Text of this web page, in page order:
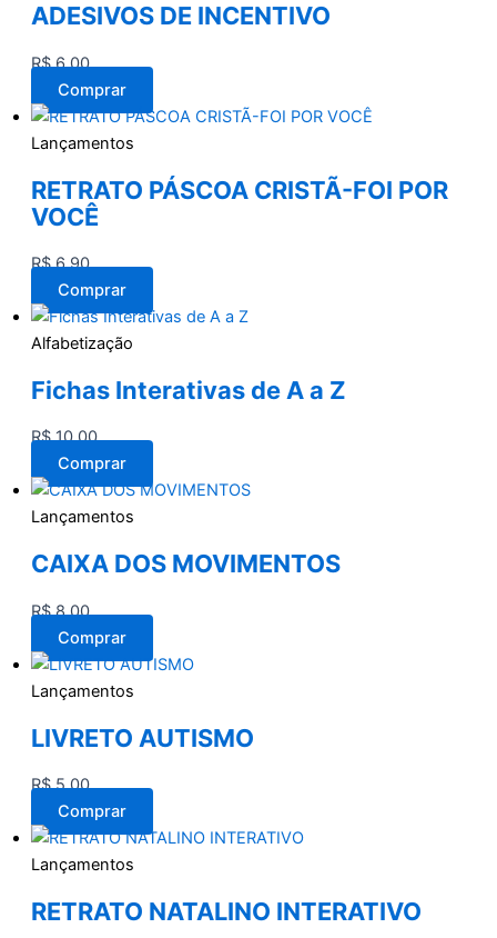
ADESIVOS DE INCENTIVO
R$6,00
Comprar
Lançamentos
RETRATO PÁSCOA CRISTÃ-FOI POR
VOCÊ
R$6,90
Comprar
Alfabetização
Fichas Interativas de A a Z
R$10,00
Comprar
Lançamentos
CAIXA DOS MOVIMENTOS
R$8,00
Comprar
Lançamentos
LIVRETO AUTISMO
R$5,00
Comprar
Lançamentos
RETRATO NATALINO INTERATIVO